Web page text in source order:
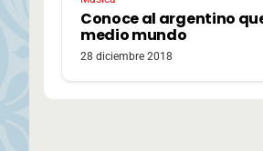
Conoce al argentino
medio mundo
28 diciembre 2018